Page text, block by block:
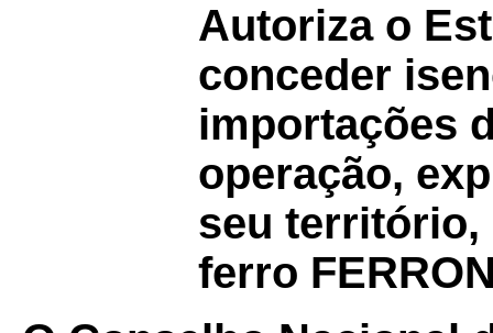
Autoriza o
conceder
importações
operação,
seu território,
ferro